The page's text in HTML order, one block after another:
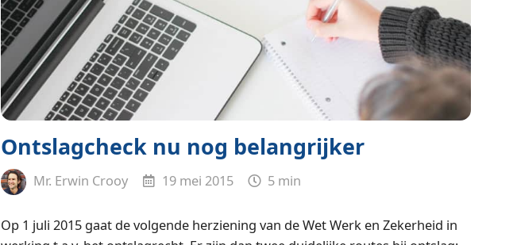
Ontslagcheck nu nog belangrijker
Mr. Erwin Crooy 19 mei 2015 5 min
Op 1 juli 2015 gaat de volgende herziening van de Wet Werk en Zekerheid in